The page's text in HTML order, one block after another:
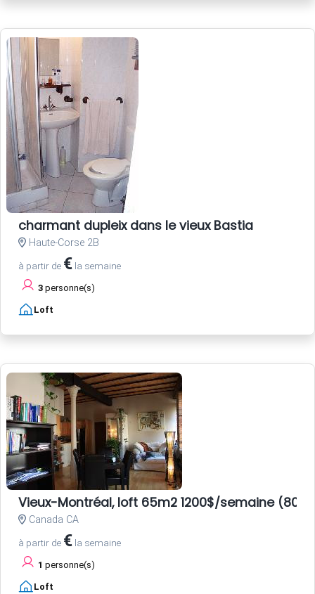
charmant dupleix dans le vieux Bastia
Haute-Corse 2B
à partir de € la semaine
3 personne(s)
Loft
Vieux-Montréal, loft 65m2 1200$/semaine
Canada CA
à partir de € la semaine
1 personne(s)
Loft